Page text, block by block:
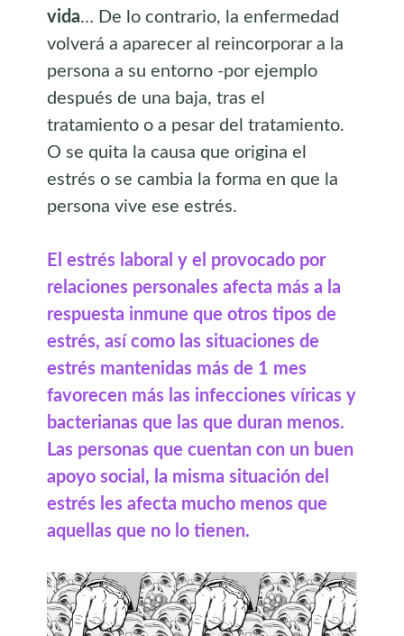
vida… De lo contrario, la enfermedad
volverá a aparecer al reincorporar a la
persona a su entorno -por ejemplo
después de una baja, tras el
tratamiento o a pesar del tratamiento.
O se quita la causa que origina el
estrés o se cambia la forma en que la
persona vive ese estrés.
El estrés laboral y el provocado por
relaciones personales afecta más a la
respuesta inmune que otros tipos de
estrés, así como las situaciones de
estrés mantenidas más de 1 mes
favorecen más las infecciones víricas y
bacterianas que las que duran menos.
Las personas que cuentan con un buen
apoyo social, la misma situación del
estrés les afecta mucho menos que
aquellas que no lo tienen.